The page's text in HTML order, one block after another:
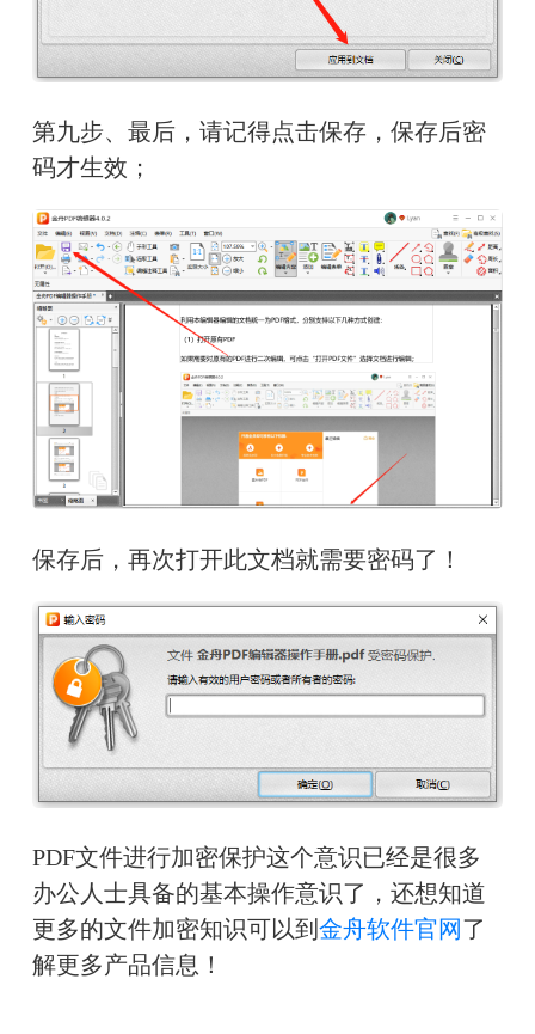
第九步、最后，请记得点击保存，保存后密
码才生效；
保存后，再次打开此文档就需要密码了！
PDF文件进行加密保护这个意识已经是很多
办公人士具备的基本操作意识了 ，还想知道
更多的文件加密知识可以到 金舟软件官网了
解更多产品信息！